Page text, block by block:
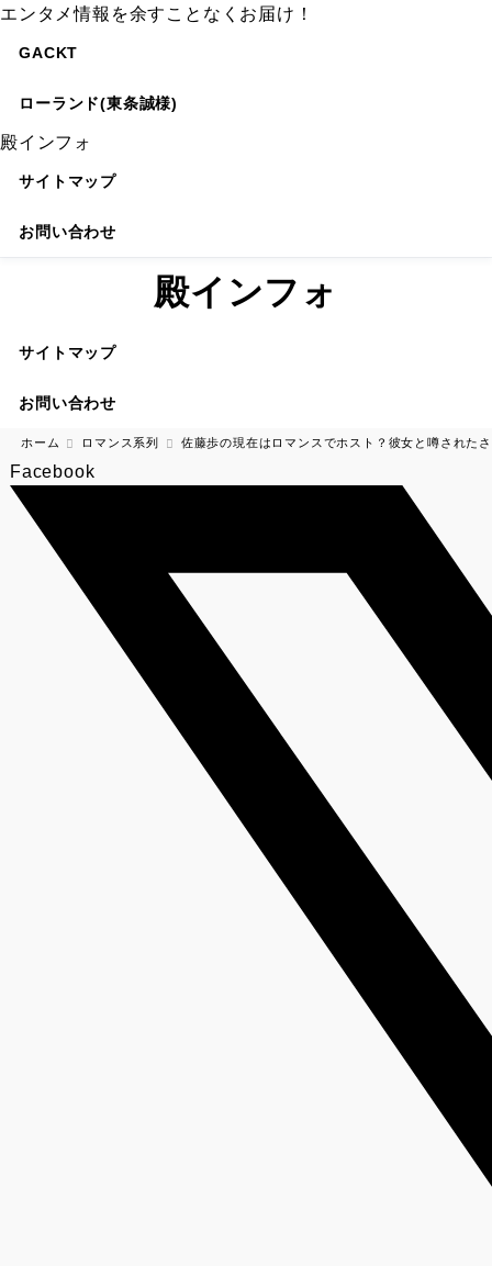
エンタメ情報を余すことなくお届け！
GACKT
ローランド(東条誠様)
殿インフォ
サイトマップ
お問い合わせ
殿インフォ
サイトマップ
お問い合わせ
ホーム ロマンス系列 佐藤歩の現在はロマンスでホスト？彼女と噂された
Facebook